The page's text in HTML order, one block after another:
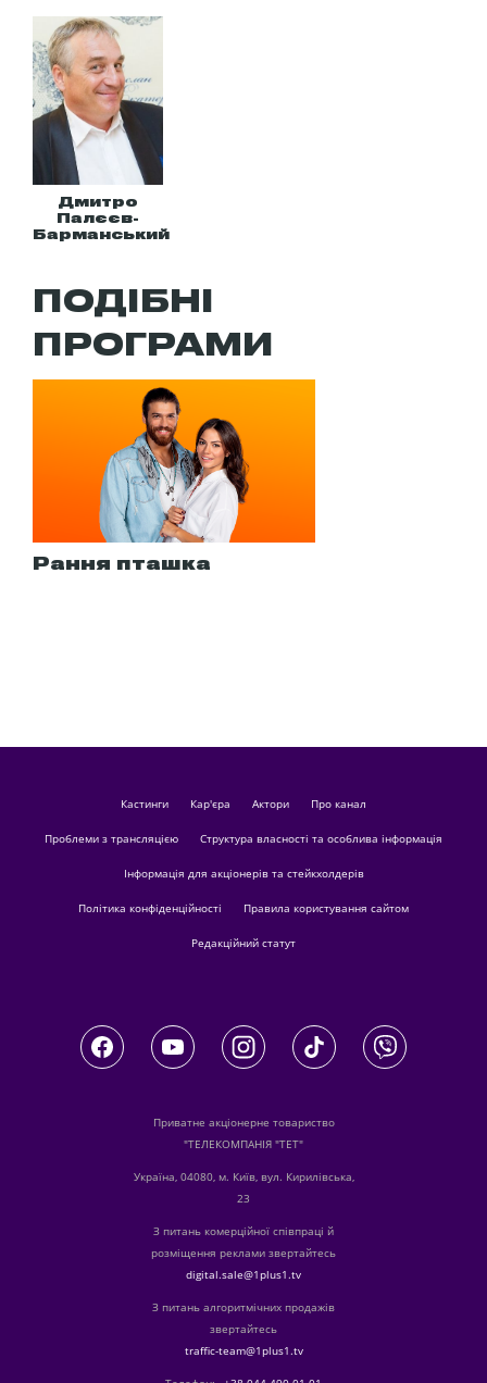
Дмитро
Палєєв-
Барманський
ПОДІБНІ
ПРОГРАМИ
Рання пташка
кастинги Кар'єра актори Про канал
Проблеми з трансляцією Структура власності та особлива інформація
Інформація для акціонерів та стейкхолдерів
Політика конфіденційності Правила користування сайтом
Редакційний статут
Приватне акціонерне товариство
"ТЕЛЕКОМПАНІЯ "ТЕТ"
Україна, 04080, м. Київ, вул. Кирилівська,
23
З питань комерційної співпраці й
розміщення реклами звертайтесь
digital.sale@1plus1.tv
З питань алгоритмічних продажів
звертайтесь
traffic-team@1plus1.tv